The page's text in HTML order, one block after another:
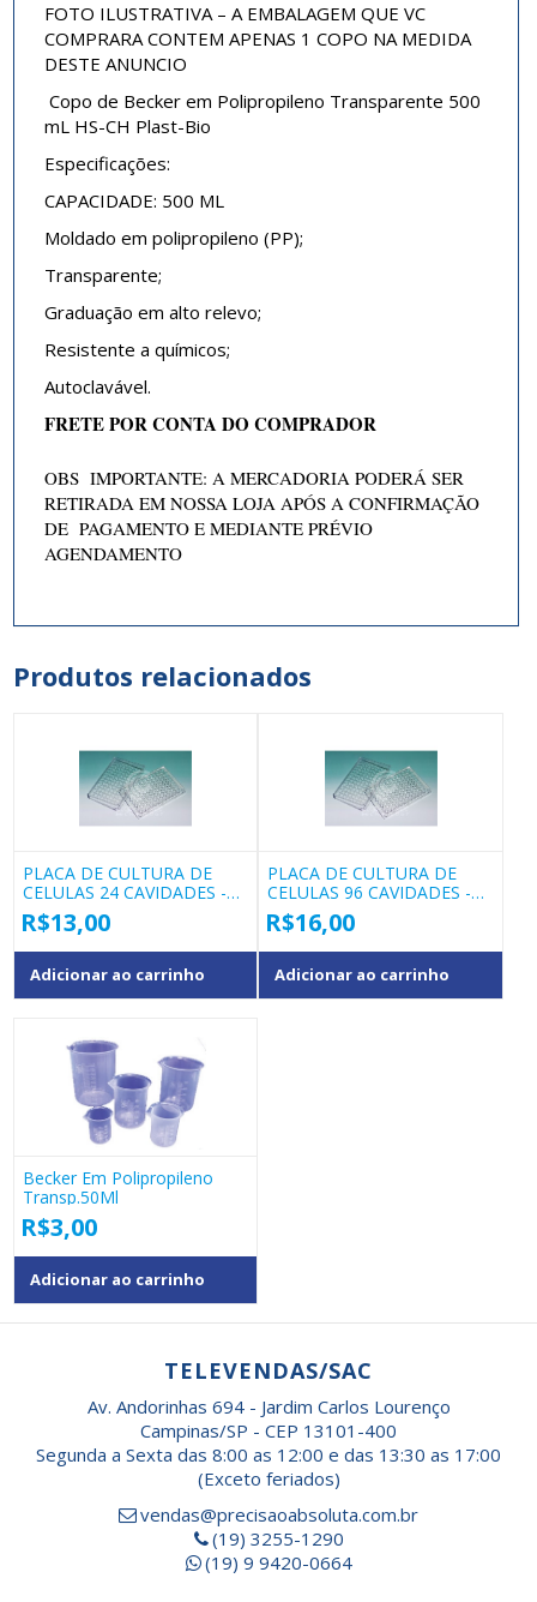
FOTO ILUSTRATIVA – A EMBALAGEM QUE VC
COMPRARA CONTEM APENAS 1 COPO NA MEDIDA
DESTE ANUNCIO
Copo de Becker em Polipropileno Transparente 500
mL HS-CH Plast-Bio
Especificações:
CAPACIDADE: 500 ML
Moldado em polipropileno (PP);
Transparente;
Graduação em alto relevo;
Resistente a químicos;
Autoclavável.
FRETE POR CONTA DO COMPRADOR
OBS IMPORTANTE: A MERCADORIA PODERÁ SER
RETIRADA EM NOSSA LOJA APÓS A CONFIRMAÇÃO
DE PAGAMENTO E MEDIANTE PRÉVIO
AGENDAMENTO
Produtos relacionados
PLACA DE CULTURA DE
CELULAS 24 CAVIDADES -
WD11
R$13,00
Adicionar ao carrinho
PLACA DE CULTURA DE
CELULAS 96 CAVIDADES -
WD10
R$16,00
Adicionar ao carrinho
Becker Em Polipropileno
Transp.50Ml
R$3,00
Adicionar ao carrinho
TELEVENDAS/SAC
Av. Andorinhas 694 - Jardim Carlos Lourenço
Campinas/SP - CEP 13101-400
Segunda a Sexta das 8:00 as 12:00 e das 13:30 as 17:00
(Exceto feriados)
vendas@precisaoabsoluta.com.br
(19) 3255-1290
(19) 9 9420-0664